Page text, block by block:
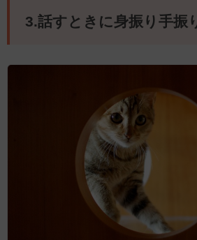
3.話すときに身振り手振